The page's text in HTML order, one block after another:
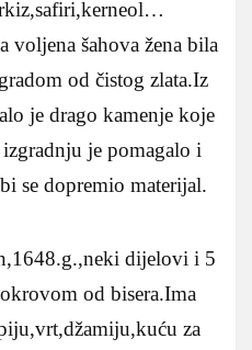
voljena šahova žena bila
od čistog zlata.Iz
je drago kamenje koje
je pomagalo i
se dopremio materijal.
dijelovi i 5
od bisera.Ima
za